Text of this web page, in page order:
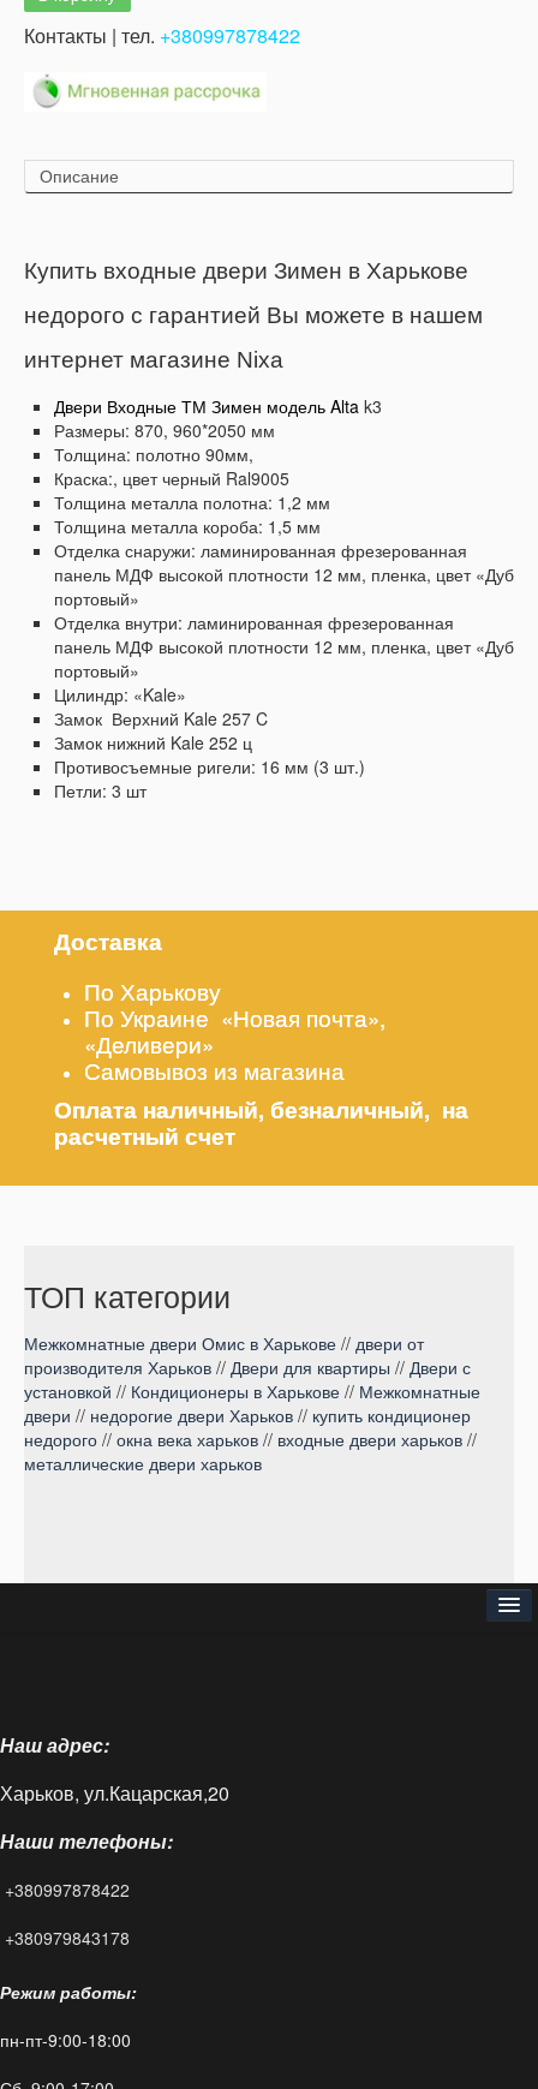
Контакты | тел. +380997878422
Описание
Купить входные двери Зимен в Харькове
недорого с гарантией Вы можете в нашем
интернет магазине Nixa
Двери Входные ТМ Зимен модель Alta k3
Размеры: 870, 960*2050 мм
Толщина: полотно 90мм,
Краска:, цвет черный Ral9005
Толщина металла полотна: 1,2 мм
Толщина металла короба: 1,5 мм
Отделка снаружи: ламинированная фрезерованная
панель МДФ высокой плотности 12 мм, пленка, цвет «Дуб
портовый»
Отделка внутри: ламинированная фрезерованная
панель МДФ высокой плотности 12 мм, пленка, цвет «Дуб
портовый»
Цилиндр: «Kale»
Замок Верхний Kale 257 C
Замок нижний Kale 252 ц
Противосъемные ригели: 16 мм (3 шт.)
Петли: 3 шт
Доставка
По Харькову
По Украине «Новая почта»,
«Деливери»
Самовывоз из магазина
Оплата наличный, безналичный, на
расчетный счет
ТОП категории
Межкомнатные двери Омис в Харькове // двери от
производителя Харьков // Двери для квартиры // Двери с
установкой // Кондиционеры в Харькове // Межкомнатные
двери // недорогие двери Харьков // купить кондиционер
недорого // окна века харьков // входные двери харьков //
металлические двери харьков
Доставка и оплата
Блог
FAQ
Контакты
Наш адрес:
Харьков, ул.Кацарская,20
Наши телефоны:
+380997878422
+380979843178
Режим работы:
пн-пт-9:00-18:00